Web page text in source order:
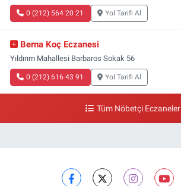
0 (212) 564 20 21 Yol Tarifi Al
Berna Koç Eczanesi
Yıldırım Mahallesi Barbaros Sokak 56
0 (212) 616 43 91 Yol Tarifi Al
Tüm Nöbetçi Eczaneler